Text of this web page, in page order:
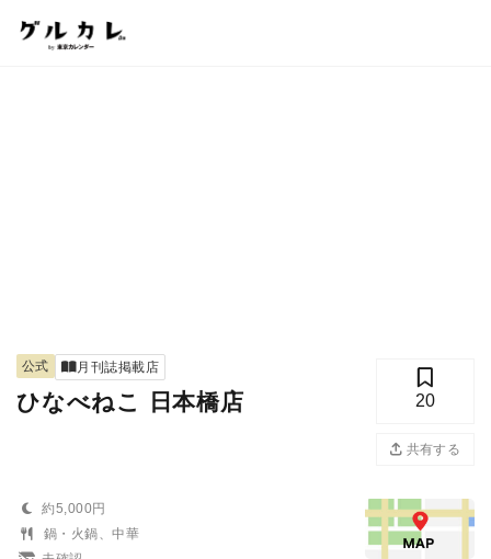
公式 月刊誌掲載店
ひなべねこ 日本橋店 20
共有する
約5,000円
鍋・火鍋、中華